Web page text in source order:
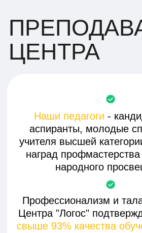
Оставьте заявку и мы:
расскажем о
структуре занятий
подберем удобное
расписание и
формат обучения
пригласим на
бесплатную
диагностику знаний
Нажимая на кнопку "Отправить", Вы соглашаетесь с